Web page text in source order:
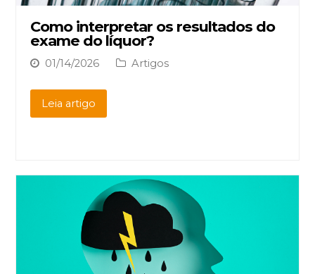
Como interpretar os resultados do
exame do líquor?
01/14/2026 Artigos
Leia artigo